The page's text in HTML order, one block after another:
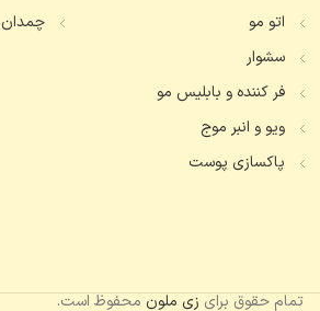
اتو مو
سشوار
فر کننده و بابلیس مو
ویو و انبر موج
پاکسازی پوست
چمدان
تمام حقوق برای زی ملون محفوظ است.